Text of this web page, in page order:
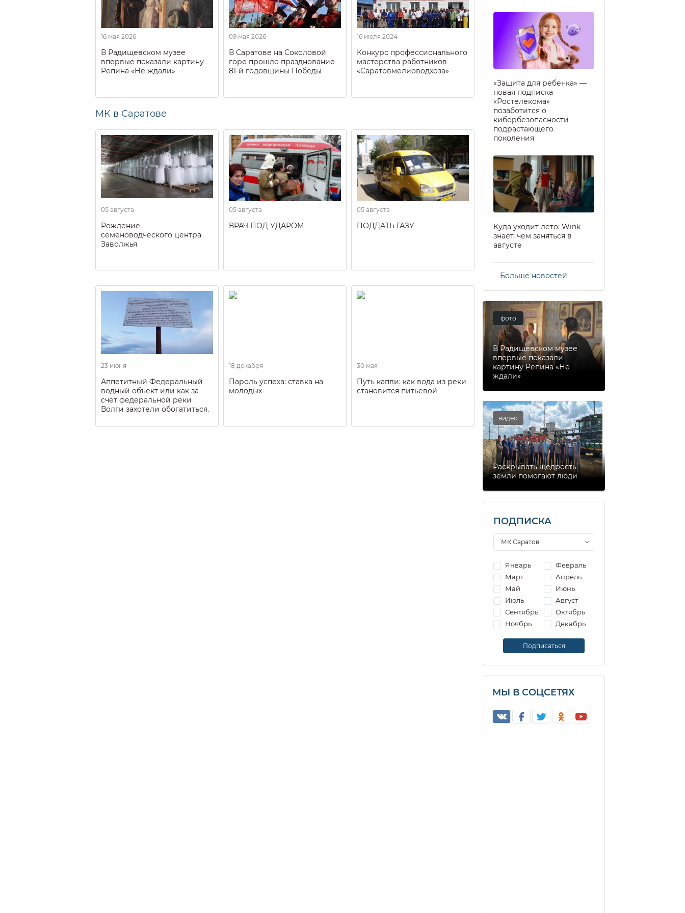
16 мая 2026
В Радищевском музее
впервые показали картину
Репина «Не ждали»
09 мая 2026
В Саратове на Соколовой
горе прошло празднование
81-й годовщины Победы
16 июля 2024
Конкурс профессионального
мастерства работников
«Саратовмелиоводхоза»
МК в Саратове
05 августа
Рождение
семеноводческого центра
Заволжья
05 августа
ВРАЧ ПОД УДАРОМ
05 августа
ПОДДАТЬ ГАЗУ
23 июня
Аппетитный Федеральный
водный объект или как за
счёт федеральной реки
Волги захотели обогатиться.
18 декабря
Пароль успеха: ставка на
молодых
30 мая
Путь капли: как вода из реки
становится питьевой
«Защита для ребенка» —
новая подписка
«Ростелекома»
позаботится о
кибербезопасности
подрастающего
поколения
Куда уходит лето: Wink
знает, чем заняться в
августе
Больше новостей
фото
В Радищевском музее
впервые показали
картину Репина «Не
ждали»
видео
Раскрывать щедрость
земли помогают люди
ПОДПИСКА
Январь
Февраль
Март
Апрель
Май
Июнь
Июль
Август
Сентябрь
Октябрь
Ноябрь
Декабрь
МЫ В СОЦСЕТЯХ